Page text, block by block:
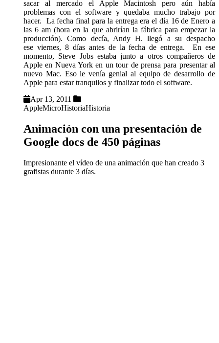
sacar al mercado el Apple Macintosh pero aún había
problemas con el software y quedaba mucho trabajo por
hacer. La fecha final para la entrega era el día 16 de Enero a
las 6 am (hora en la que abrirían la fábrica para empezar la
producción). Como decía, Andy H. llegó a su despacho
ese viernes, 8 días antes de la fecha de entrega. En ese
momento, Steve Jobs estaba junto a otros compañeros de
Apple en Nueva York en un tour de prensa para presentar al
nuevo Mac. Eso le venía genial al equipo de desarrollo de
Apple para estar tranquilos y finalizar todo el software.
Apr 13, 2011
AppleMicroHistoriaHistoria
Animación con una presentación de
Google docs de 450 páginas
Impresionante el vídeo de una animación que han creado 3
grafistas durante 3 días.